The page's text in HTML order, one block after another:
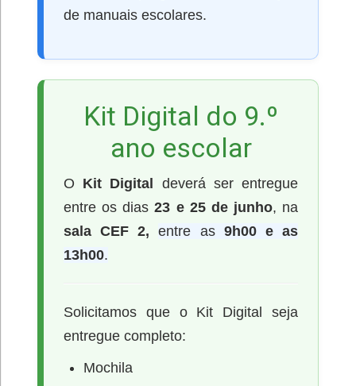
de manuais escolares.
Kit Digital do 9.º
ano escolar
O Kit Digital deverá ser entregue
entre os dias23 e 25 de junho, na
sala CEF 2,entre as 9h00 e as
13h00.
Solicitamos que o Kit Digital seja
entregue completo:
Mochila